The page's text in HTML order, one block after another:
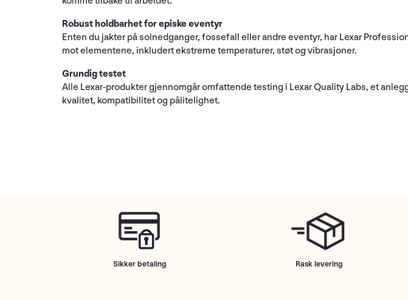
Robust holdbarhet for episke eventyr
Enten du jakter på solnedganger, fossefall eller andre eventyr, har Lexar
mot elementene, inkludert ekstreme temperaturer, støt og vibrasjoner.
Grundig testet
Alle Lexar-produkter gjennomgår omfattende testing i Lexar Quality Labs, et
kvalitet, kompatibilitet og pålitelighet.
Sikker betaling Rask levering